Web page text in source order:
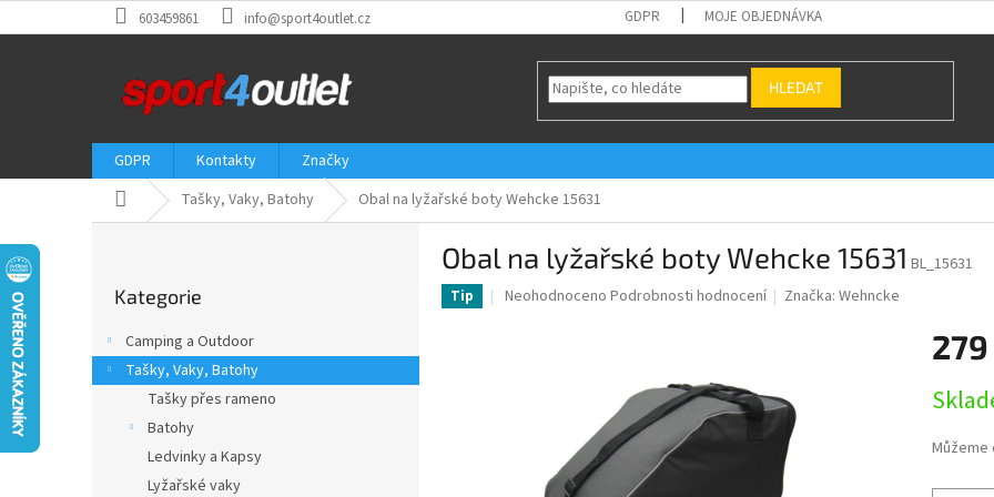
na
603459861 info@sport4outlet.cz GDPR MOJE OBJEDNÁVKA
HLEDAT
GDPR Kontakty
Značky
Domů Tašky, Vaky, Batohy Obal na lyžařské boty Wehcke 15631
a
n
kategorie
Kategorie
Camping a Outdoor
Tašky, Vaky, Batohy
Tašky přes rameno
Batohy
Ledvinky a Kapsy
Lyžařské vaky
Obal na lyžařské boty Wehcke 15631 BL_15631
Tip
Průměrné
Neohodnoceno Podrobnosti hodnocení Značka:Wehncke
279
cena:
Můžeme